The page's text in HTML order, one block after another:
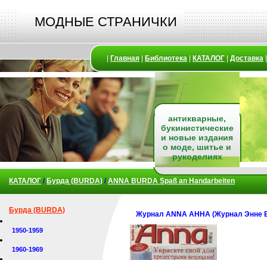
МОДНЫЕ СТРАНИЧКИ
Главная Библиотека КАТАЛОГ Доставка
антикварные,
букинистические
и новые издания
о моде, шитье и
рукоделиях
КАТАЛОГ / Бурда (BURDA) /ANNA BURDA Spaß an Handarbeiten
Бурда (BURDA)
1950-1959
1960-1969
Журнал ANNA АННА (Журнал Энне